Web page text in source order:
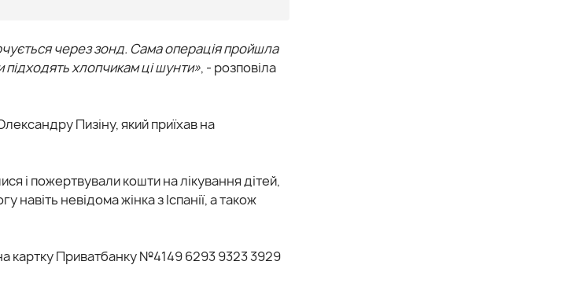
через зонд. Сама операція пройшла
підходять хлопчикам ці шунти», - розповіла
Пизіну, який приїхав на
і пожертвували кошти на лікування дітей,
невідома жінка з Іспанії, а також
картку Приватбанку №4149 6293 9323 3929